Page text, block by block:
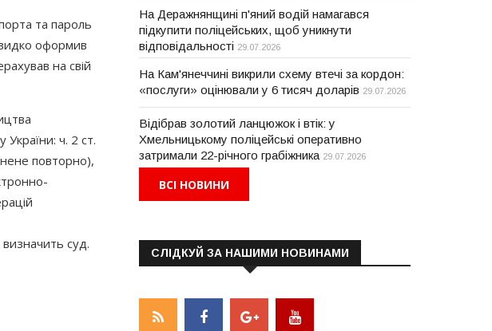
та пароль
оформив
на свій
України: ч. 2 ст.
повторно),
суд.
На Деражнянщині п'яний водій намагався
підкупити поліцейських, щоб уникнути
відповідальності 29.07.2026
На Кам'янеччині викрили схему втечі за кордон:
«послуги» оцінювали у 6 тисяч доларів 29.07.2026
Відібрав золотий ланцюжок і втік: у
Хмельницькому поліцейські оперативно
затримали 22-річного грабіжника 29.07.2026
ВСІ НОВИНИ
СЛІДКУЙ ЗА НАШИМИ НОВИНАМИ